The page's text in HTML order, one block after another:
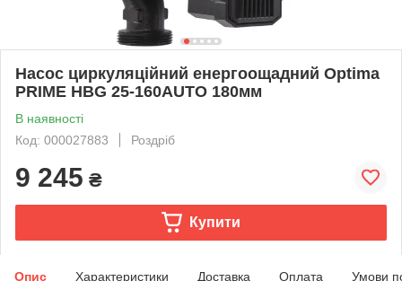
Насос циркуляційний енергоощадний Optima
PRIME HBG 25-160AUTO 180мм
В наявності
Код: 000027883
Роздріб
9 245 ₴
Купити
Опис Характеристики Доставка Оплата Умови